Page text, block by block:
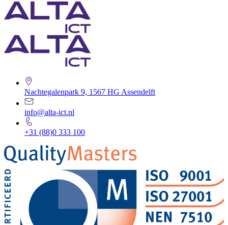
Nachtegalenpark 9, 1567 HG Assendelft
info@alta-ict.nl
+31 (88)0 333 100